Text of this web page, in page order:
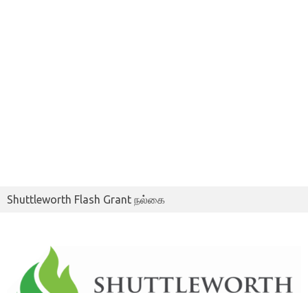
Shuttleworth Flash Grant நல்கை